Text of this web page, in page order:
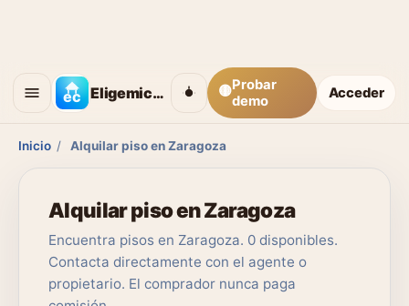
Eligemicasa 🟡Probar
demo
Acceder
Inicio / Alquilar piso en Zaragoza
Alquilar piso en Zaragoza
Encuentra pisos en Zaragoza. 0 disponibles.
Contacta directamente con el agente o
propietario. El comprador nunca paga